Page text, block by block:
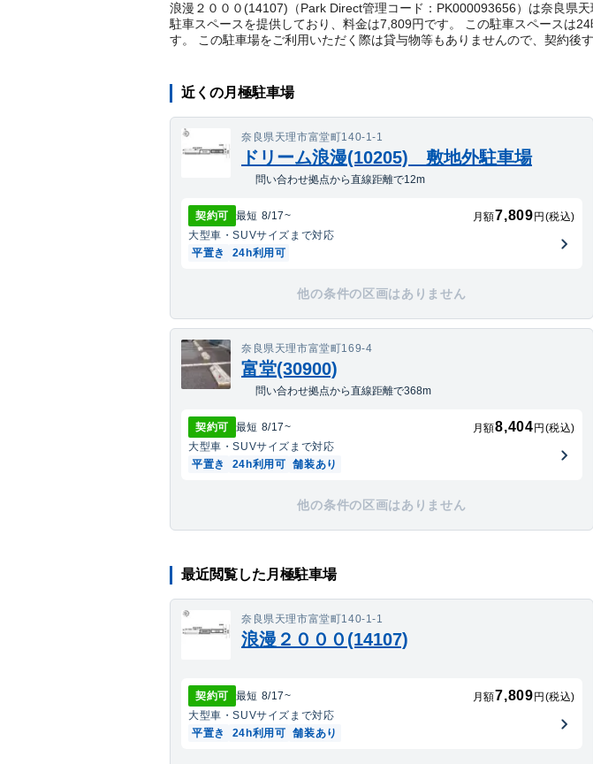
浪漫２０００(14107)（Park Direct管理コード：PK000093656）は奈良県
駐車スペースを提供しており、料金は7,809円です。 この駐車スペースは
す。 この駐車場をご利用いただく際は貸与物等もありませんので、契約後
近くの月極駐車場
奈良県天理市富堂町140-1-1
ドリーム浪漫(10205) 敷地外駐車場
問い合わせ拠点から直線距離で12m
契約可 最短 8/17~ 月額7,809 円(税込)
大型車・SUVサイズまで対応
平置き
24h利用可
他の条件の区画はありません
奈良県天理市富堂町169-4
富堂(30900)
問い合わせ拠点から直線距離で368m
契約可 最短 8/17~ 月額8,404 円(税込)
大型車・SUVサイズまで対応
平置き
24h利用可 舗装あり
他の条件の区画はありません
最近閲覧した月極駐車場
奈良県天理市富堂町140-1-1
浪漫２０００(14107)
契約可 最短 8/17~ 月額7,809 円(税込)
大型車・SUVサイズまで対応
平置き
24h利用可 舗装あり